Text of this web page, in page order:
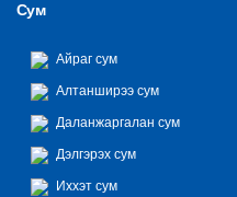
Сум
Айраг сум
Алтанширээ сум
Даланжаргалан сум
Дэлгэрэх сум
Иххэт сум